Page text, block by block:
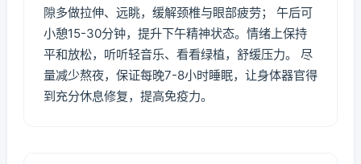
隙多做拉伸、远眺，缓解颈椎与眼部疲劳； 午后可
小憩15-30分钟，提升下午精神状态。情绪上保持
平和放松，听听轻音乐、看看绿植，舒缓压力。 尽
量减少熬夜，保证每晚7-8小时睡眠，让身体器官得
到充分休息修复，提高免疫力。